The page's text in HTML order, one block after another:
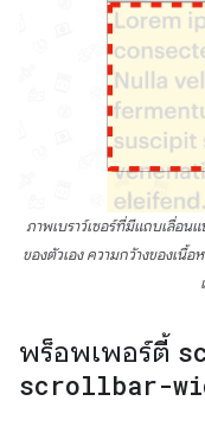
ภาพเบราว์เซอร์ที่มีแถบเลื่อน
ของตัวเอง ความกว้างของเนื้
พร็อพเพอร์ตี้
scrollbar-